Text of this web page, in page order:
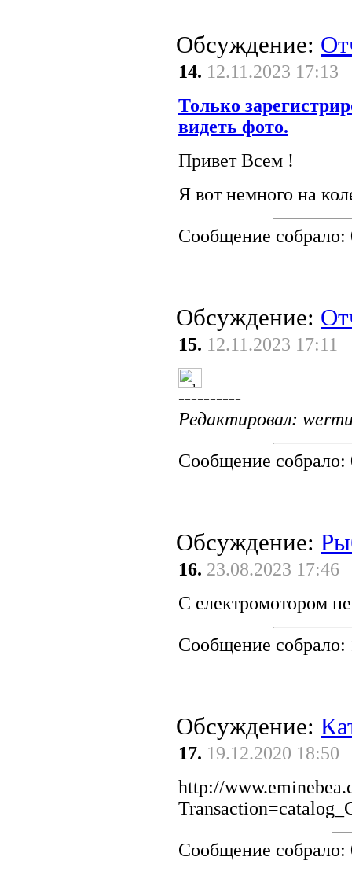
Обсуждение:
14. 12.11.2023 17:13
Только
видеть фото.
Привет Всем !
Я вот немного на
Сообщение собрало:
Обсуждение:
15. 12.11.2023 17:11
----------
Редактировал:
Сообщение собрало:
Обсуждение:
16. 23.08.2023 17:46
С електромотором
Сообщение собрало:
Обсуждение:
17. 19.12.2020 18:50
http://
Сообщение собрало: